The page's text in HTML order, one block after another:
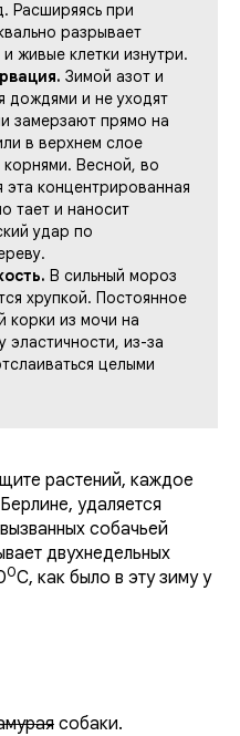
Расширяясь при
разрывает
живые клетки изнутри.
Зимой азот и
дождями и не уходят
замерзают прямо на
в верхнем слое
Весной, во
эта концентрированная
тает и наносит
удар по
В сильный мороз
хрупкой. Постоянное
корки из мочи на
из-за
целыми
растений, каждое
удаляется
собачьей
двухнедельных
0С, как было в эту зиму у
собаки.